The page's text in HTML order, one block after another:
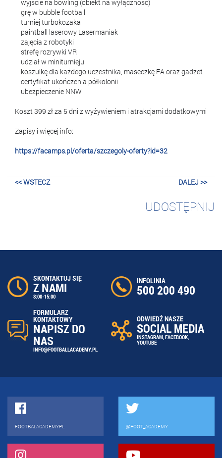
wyjście na bowling (obiekt na wyłączność)
grę w bubble football
turniej turbokozaka
paintball laserowy Lasermaniak
zajęcia z robotyki
strefę rozrywki VR
udział w miniturnieju
koszulkę dla każdego uczestnika, maseczkę FA oraz gadżet
certyfikat ukończenia półkolonii
ubezpieczenie NNW
Koszt 399 zł za 5 dni z wyżywieniem i atrakcjami dodatkowymi
Zapisy i więcej info:
https://facamps.pl/oferta/szczegoly-oferty?id=32
<< WSTECZ DALEJ >>
UDOSTĘPNIJ
SKONTAKTUJ SIĘ
Z NAMI
8:00-15:00
INFOLINIA
500 200 490
FORMULARZ
KONTAKTOWY
NAPISZ DO
NAS
INFO@FOOTBALLACADEMY.PL
ODWIEDŹ NASZE
SOCIAL MEDIA
INSTAGRAM,FACEBOOK,
YOUTUBE
FOOTBALACADEMYPL @FOOT_ACADEMY